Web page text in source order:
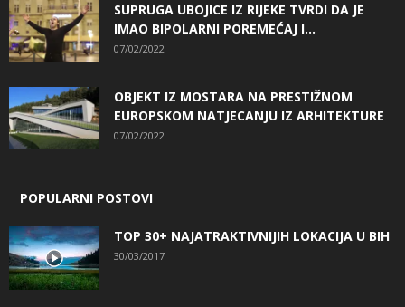
SUPRUGA UBOJICE IZ RIJEKE TVRDI DA JE
IMAO BIPOLARNI POREMEĆAJ I...
07/02/2022
OBJEKT IZ MOSTARA NA PRESTIŽNOM
EUROPSKOM NATJECANJU IZ ARHITEKTURE
07/02/2022
POPULARNI POSTOVI
TOP 30+ NAJATRAKTIVNIJIH LOKACIJA U BIH
30/03/2017